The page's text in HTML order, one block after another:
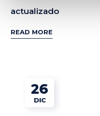
actualizado
READ MORE
26
DIC